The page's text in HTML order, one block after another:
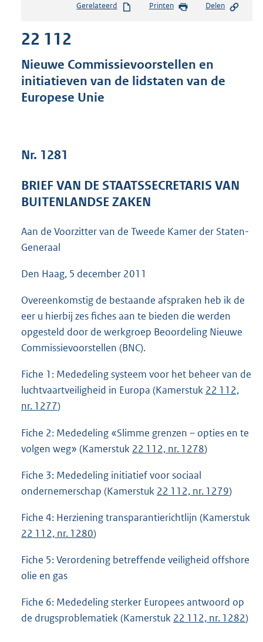
s
s
g
6
Gerelateerd Printen Delen
22 112
Nieuwe Commissievoorstellen en
initiatieven van de lidstaten van de
Europese Unie
Nr. 1281
BRIEF VAN DE STAATSSECRETARIS VAN
BUITENLANDSE ZAKEN
Aan de Voorzitter van de Tweede Kamer der Staten-
Generaal
Den Haag, 5 december 2011
Overeenkomstig de bestaande afspraken heb ik de
eer u hierbij zes fiches aan te bieden die werden
opgesteld door de werkgroep Beoordeling Nieuwe
Commissievoorstellen (BNC).
Fiche 1: Mededeling systeem voor het beheer van de
luchtvaartveiligheid in Europa (Kamerstuk 22 112,
nr. 1277)
Fiche 2: Mededeling «Slimme grenzen – opties en te
volgen weg» (Kamerstuk 22 112, nr. 1278)
Fiche 3: Mededeling initiatief voor sociaal
ondernemerschap (Kamerstuk 22 112, nr. 1279)
Fiche 4: Herziening transparantierichtlijn (Kamerstuk
22 112, nr. 1280)
Fiche 5: Verordening betreffende veiligheid offshore
olie en gas
Fiche 6: Mededeling sterker Europees antwoord op
de drugsproblematiek (Kamerstuk 22 112, nr. 1282)